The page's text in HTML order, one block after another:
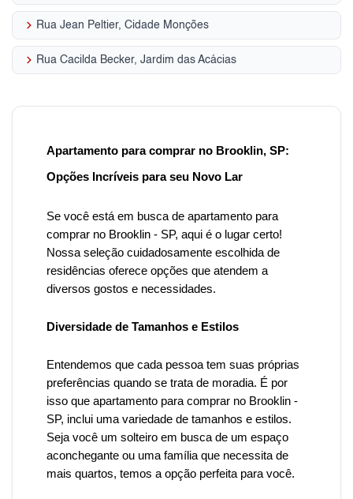
keyboard_arrow_right Rua Jean Peltier, Cidade Monções
keyboard_arrow_right Rua Cacilda Becker, Jardim das Acácias
Apartamento para comprar no Brooklin, SP:
Opções Incríveis para seu Novo Lar
Se você está em busca de apartamento para
comprar no Brooklin - SP, aqui é o lugar certo!
Nossa seleção cuidadosamente escolhida de
residências oferece opções que atendem a
diversos gostos e necessidades.
Diversidade de Tamanhos e Estilos
Entendemos que cada pessoa tem suas próprias
preferências quando se trata de moradia. É por
isso que apartamento para comprar no Brooklin -
SP, inclui uma variedade de tamanhos e estilos.
Seja você um solteiro em busca de um espaço
aconchegante ou uma família que necessita de
mais quartos, temos a opção perfeita para você.